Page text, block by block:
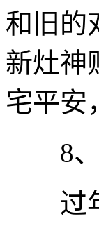
和旧的
新灶神
宅平安
8、
过年